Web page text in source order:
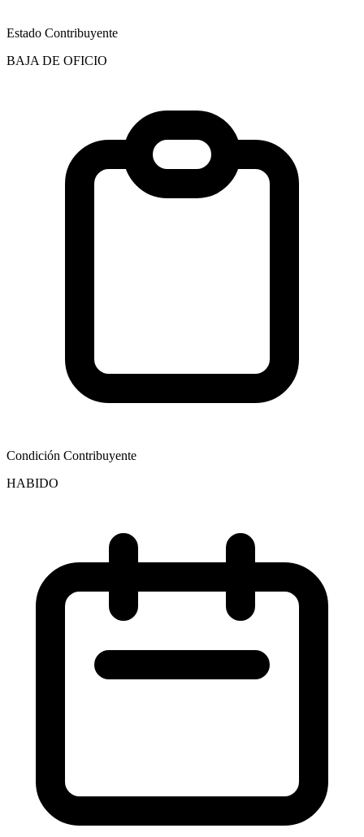
Estado Contribuyente
BAJA DE OFICIO
Condición Contribuyente
HABIDO